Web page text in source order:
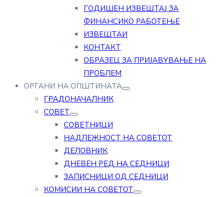
ГОДИШЕН ИЗВЕШТАЈ ЗА
ФИНАНСИКО РАБОТЕЊЕ
ИЗВЕШТАИ
КОНТАКТ
ОБРАЗЕЦ ЗА ПРИЈАВУВАЊЕ НА
ПРОБЛЕМ
ОРГАНИ НА ОПШТИНАТА
ГРАДОНАЧАЛНИК
СОВЕТ
СОВЕТНИЦИ
НАДЛЕЖНОСТ НА СОВЕТОТ
ДЕЛОВНИК
ДНЕВЕН РЕД НА СЕДНИЦИ
ЗАПИСНИЦИ ОД СЕДНИЦИ
КОМИСИИ НА СОВЕТОТ